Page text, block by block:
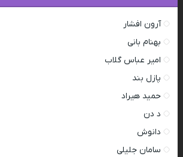
آرون افشار
بهنام بانی
امیر عباس گلاب
پازل بند
حمید هیراد
د دن
دانوش
سامان جلیلی